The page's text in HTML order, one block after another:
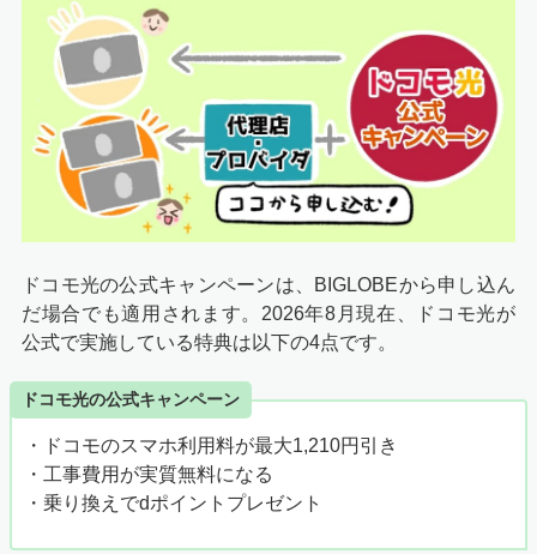
ドコモ光の公式キャンペーンは、BIGLOBEから申し込ん
だ場合でも適用されます。2026年8月現在、ドコモ光が
公式で実施している特典は以下の4点です。
ドコモ光の公式キャンペーン
・ドコモのスマホ利用料が最大1,210円引き
・工事費用が実質無料になる
・乗り換えでdポイントプレゼント